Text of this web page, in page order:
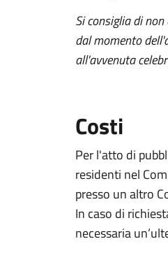
Si consiglia di
dal momento
all'avvenuta
Costi
Per l'atto di
residenti nel
presso un altro
In caso di
necessaria